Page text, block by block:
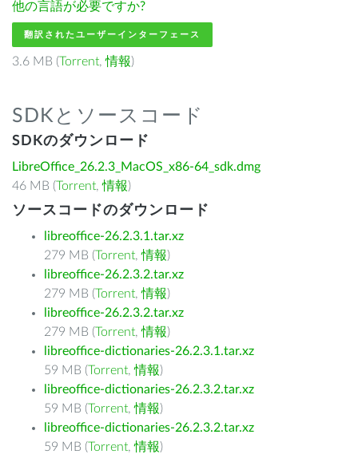
他の言語が必要ですか?
翻訳されたユーザーインターフェース
3.6 MB (Torrent,情報)
SDKとソースコード
SDKのダウンロード
LibreOffice_26.2.3_MacOS_x86-64_sdk.dmg
46 MB (Torrent,情報)
ソースコードのダウンロード
libreoffice-26.2.3.1.tar.xz
279 MB (Torrent,情報)
libreoffice-26.2.3.2.tar.xz
279 MB (Torrent,情報)
libreoffice-26.2.3.2.tar.xz
279 MB (Torrent,情報)
libreoffice-dictionaries-26.2.3.1.tar.xz
59 MB (Torrent,情報)
libreoffice-dictionaries-26.2.3.2.tar.xz
59 MB (Torrent,情報)
libreoffice-dictionaries-26.2.3.2.tar.xz
59 MB (Torrent,情報)